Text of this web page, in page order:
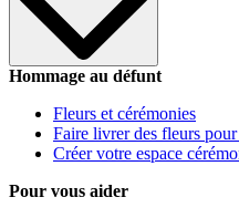
Hommage au défunt
Fleurs et cérémonies
Faire livrer des fleurs
Créer votre espace
Pour vous aider